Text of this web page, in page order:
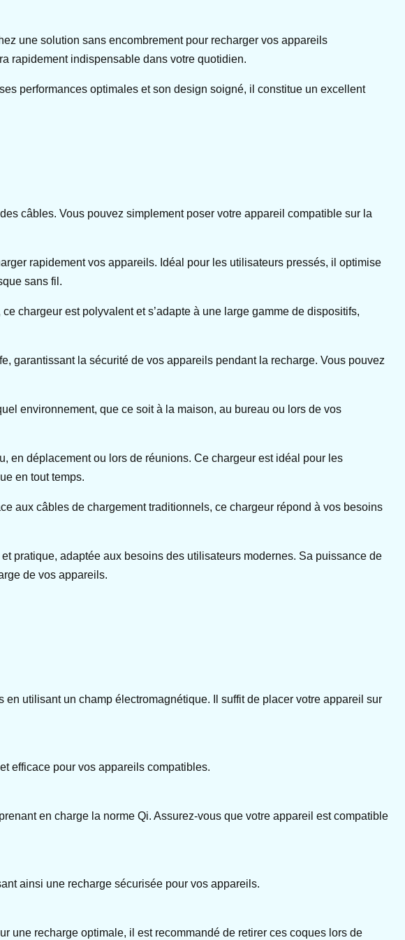
une solution sans encombrement pour recharger vos appareils
rapidement indispensable dans votre quotidien.
performances optimales et son design soigné, il constitue un excellent
câbles. Vous pouvez simplement poser votre appareil compatible sur la
rapidement vos appareils. Idéal pour les utilisateurs pressés, il optimise
sans fil.
chargeur est polyvalent et s’adapte à une large gamme de dispositifs,
garantissant la sécurité de vos appareils pendant la recharge. Vous pouvez
environnement, que ce soit à la maison, au bureau ou lors de vos
en déplacement ou lors de réunions. Ce chargeur est idéal pour les
en tout temps.
aux câbles de chargement traditionnels, ce chargeur répond à vos besoins
pratique, adaptée aux besoins des utilisateurs modernes. Sa puissance de
de vos appareils.
utilisant un champ électromagnétique. Il suffit de placer votre appareil sur
efficace pour vos appareils compatibles.
en charge la norme Qi. Assurez-vous que votre appareil est compatible
ainsi une recharge sécurisée pour vos appareils.
une recharge optimale, il est recommandé de retirer ces coques lors de